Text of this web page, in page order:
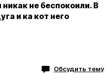
не беспокоили. В
и ка кот него
Обсудить тему